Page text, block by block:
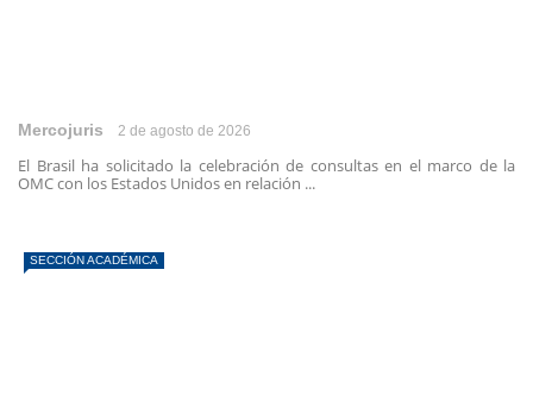
Mercojuris 2 de agosto de 2026
El Brasil ha solicitado la celebración de consultas en el marco de la
OMC con los Estados Unidos en relación ...
SECCIÓN ACADÉMICA